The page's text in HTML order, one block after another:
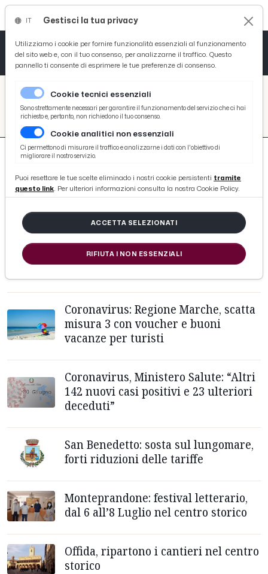
/ Picenotime
/ search
/
Ascoli Calcio, Ultras 1898: “Uniti per
dare seguito al timido cambio di
passo visto nelle ultime gare”
Coronavirus: Regione Marche, scatta
misura 3 con voucher e buoni
vacanze per turisti
Coronavirus, Ministero Salute: “Altri
142 nuovi casi positivi e 23 ulteriori
deceduti”
San Benedetto: sosta sul lungomare,
forti riduzioni delle tariffe
Monteprandone: festival letterario,
dal 6 all’8 Luglio nel centro storico
Offida, ripartono i cantieri nel centro
storico
Gestisci la tua privacy
Utilizziamo i cookie per fornire funzionalità essenziali al funzionamento
del sito web e, con il tuo consenso, per analizzarne il traffico. Questo
pannello ti consente di esprimere le tue preferenze di consenso.
Cookie tecnici essenziali
Sono strettamente necessari per garantire il funzionamento del servizio che ci hai
richiesto e, pertanto, non richiedono il tuo consenso.
Cookie analitici non essenziali
Ci permettono di misurare il traffico e analizzarne i dati con l'obiettivo di
migliorare il nostro servizio.
Puoi resettare le tue scelte eliminado i nostri cookie persistenti tramite
questo link. Per ulteriori informazioni consulta la nostra Cookie Policy.
ACCETTA SELEZIONATI
RIFIUTA I NON ESSENZIALI
Tutto News
Tutto Sport
Basket
Ciclismo
Tutto Curiosità